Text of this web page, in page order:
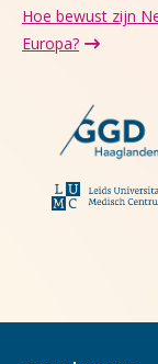
Hoe bewust zijn
Europa?